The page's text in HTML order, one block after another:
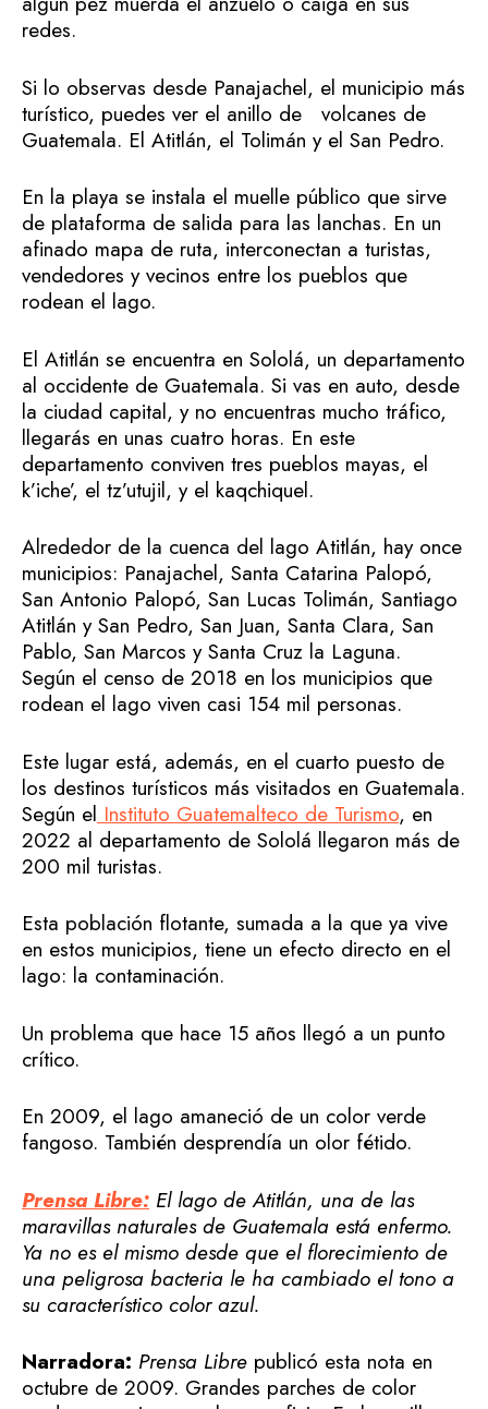
redes.
Si lo observas desde Panajachel, el municipio más
turístico, puedes ver el anillo de volcanes de
Guatemala. El Atitlán, el Tolimán y el San Pedro.
En la playa se instala el muelle público que sirve
de plataforma de salida para las lanchas. En un
afinado mapa de ruta, interconectan a turistas,
vendedores y vecinos entre los pueblos que
rodean el lago.
El Atitlán se encuentra en Sololá, un departamento
al occidente de Guatemala. Si vas en auto, desde
la ciudad capital, y no encuentras mucho tráfico,
llegarás en unas cuatro horas. En este
departamento conviven tres pueblos mayas, el
k’iche’, el tz’utujil, y el kaqchiquel.
Alrededor de la cuenca del lago Atitlán, hay once
municipios: Panajachel, Santa Catarina Palopó,
San Antonio Palopó, San Lucas Tolimán, Santiago
Atitlán y San Pedro, San Juan, Santa Clara, San
Pablo, San Marcos y Santa Cruz la Laguna.
Según el censo de 2018 en los municipios que
rodean el lago viven casi 154 mil personas.
Este lugar está, además, en el cuarto puesto de
los destinos turísticos más visitados en Guatemala.
Según el Instituto Guatemalteco de Turismo, en
2022 al departamento de Sololá llegaron más de
200 mil turistas.
Esta población flotante, sumada a la que ya vive
en estos municipios, tiene un efecto directo en el
lago: la contaminación.
Un problema que hace 15 años llegó a un punto
crítico.
En 2009, el lago amaneció de un color verde
fangoso. También desprendía un olor fétido.
Prensa Libre: El lago de Atitlán, una de las
maravillas naturales de Guatemala está enfermo.
Ya no es el mismo desde que el florecimiento de
una peligrosa bacteria le ha cambiado el tono a
su característico color azul.
Narradora: Prensa Libre publicó esta nota en
octubre de 2009. Grandes parches de color